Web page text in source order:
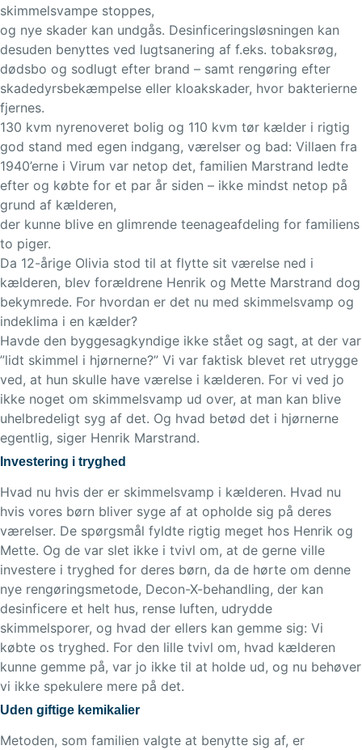
skimmelsvampe stoppes,
og nye skader kan undgås. Desinficeringsløsningen kan
desuden benyttes ved lugtsanering af f.eks. tobaksrøg,
dødsbo og sodlugt efter brand – samt rengøring efter
skadedyrsbekæmpelse eller kloakskader, hvor bakterierne
fjernes.
130 kvm nyrenoveret bolig og 110 kvm tør kælder i rigtig
god stand med egen indgang, værelser og bad: Villaen fra
1940’erne i Virum var netop det, familien Marstrand ledte
efter og købte for et par år siden – ikke mindst netop på
grund af kælderen,
der kunne blive en glimrende teenageafdeling for familiens
to piger.
Da 12-årige Olivia stod til at flytte sit værelse ned i
kælderen, blev forældrene Henrik og Mette Marstrand dog
bekymrede. For hvordan er det nu med skimmelsvamp og
indeklima i en kælder?
Havde den byggesagkyndige ikke stået og sagt, at der var
”lidt skimmel i hjørnerne?” Vi var faktisk blevet ret utrygge
ved, at hun skulle have værelse i kælderen. For vi ved jo
ikke noget om skimmelsvamp ud over, at man kan blive
uhelbredeligt syg af det. Og hvad betød det i hjørnerne
egentlig, siger Henrik Marstrand.
Investering i tryghed
Hvad nu hvis der er skimmelsvamp i kælderen. Hvad nu
hvis vores børn bliver syge af at opholde sig på deres
værelser. De spørgsmål fyldte rigtig meget hos Henrik og
Mette. Og de var slet ikke i tvivl om, at de gerne ville
investere i tryghed for deres børn, da de hørte om denne
nye rengøringsmetode, Decon-X-behandling, der kan
desinficere et helt hus, rense luften, udrydde
skimmelsporer, og hvad der ellers kan gemme sig: Vi
købte os tryghed. For den lille tvivl om, hvad kælderen
kunne gemme på, var jo ikke til at holde ud, og nu behøver
vi ikke spekulere mere på det.
Uden giftige kemikalier
Metoden, som familien valgte at benytte sig af, er